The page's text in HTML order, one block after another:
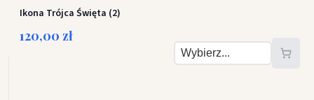
Ikona Trójca Święta (2)
120,00 zł